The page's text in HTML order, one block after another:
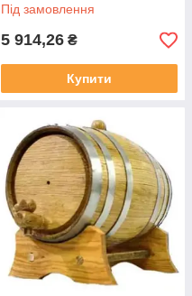
Під замовлення
5 914,26 ₴
Купити